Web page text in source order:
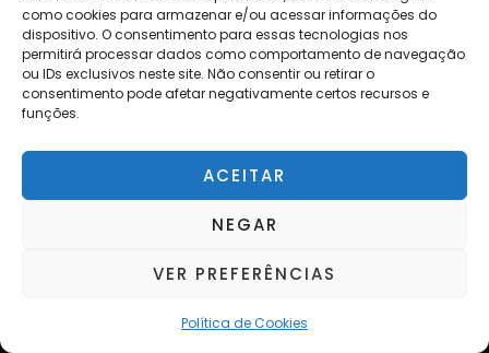
como cookies para armazenar e/ou acessar informações do
dispositivo. O consentimento para essas tecnologias nos
permitirá processar dados como comportamento de navegação
ou IDs exclusivos neste site. Não consentir ou retirar o
consentimento pode afetar negativamente certos recursos e
funções.
ACEITAR
NEGAR
VER PREFERÊNCIAS
Política de Cookies